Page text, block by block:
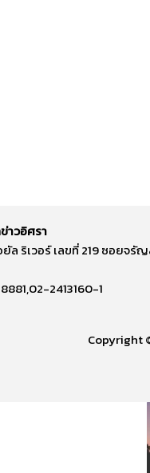
าวอิศรา
ยัล ริเวอร์ เลขที่ 219 ซอย
2413160-1
Copyright